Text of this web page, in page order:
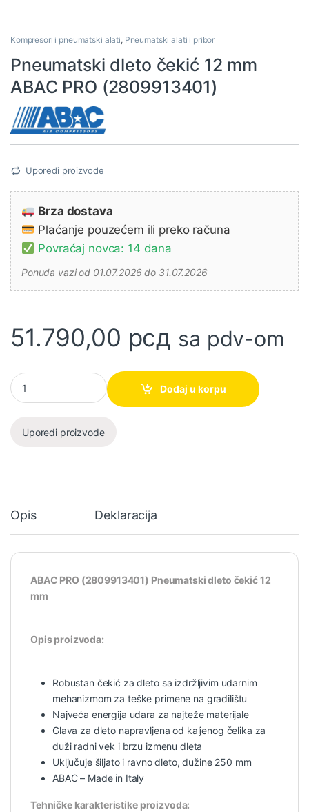
Kompresori i pneumatski alati, Pneumatski alati i pribor
Pneumatski dleto čekić 12 mm
ABAC PRO (2809913401)
Uporedi proizvode
Brza dostava
Plaćanje pouzećem ili preko računa
Povraćaj novca: 14 dana
Ponuda vazi od 01.07.2026 do 31.07.2026
51.790,00 рсд sa pdv-om
Pneumatski dleto čekić 12 mm ABAC PRO (2809913401) količina
Dodaj u korpu
Uporedi proizvode
Opis Deklaracija
ABAC PRO (2809913401) Pneumatski dleto čekić 12
mm
Opis proizvoda:
Robustan čekić za dleto sa izdržljivim udarnim
mehanizmom za teške primene na gradilištu
Najveća energija udara za najteže materijale
Glava za dleto napravljena od kaljenog čelika za
duži radni vek i brzu izmenu dleta
Uključuje šiljato i ravno dleto, dužine 250 mm
ABAC – Made in Italy
Tehničke karakteristike proizvoda: